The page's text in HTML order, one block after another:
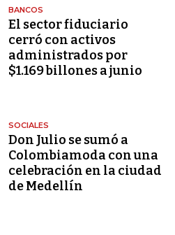
BANCOS
El sector fiduciario
cerró con activos
administrados por
$1.169 billones a junio
SOCIALES
Don Julio se sumó a
Colombiamoda con una
celebración en la ciudad
de Medellín